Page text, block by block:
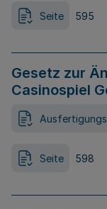
Seite 595
Gesetz zur
Casinospiel
Seite 598